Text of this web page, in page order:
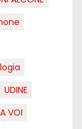
UDINE
VOI